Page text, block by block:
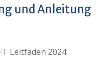
und Anleitung
Leitfaden 2024